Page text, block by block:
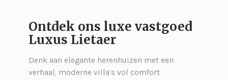
Ontdek ons luxe vastgoed
Luxus Lietaer
Denk aan elegante herenhuizen met een
verhaal, moderne villa’s vol comfort